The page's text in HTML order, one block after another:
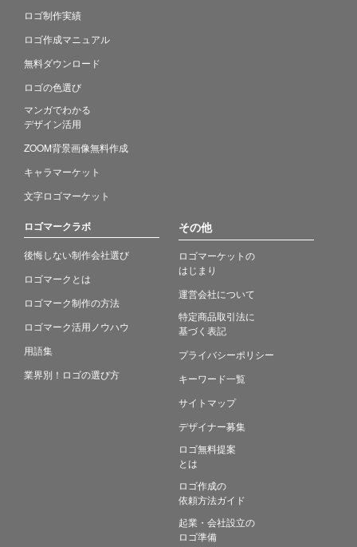
ロゴ制作実績
ロゴ作成マニュアル
無料ダウンロード
ロゴの色選び
マンガでわかる
デザイン活用
ZOOM背景画像無料作成
キャラマーケット
文字ロゴマーケット
ロゴマークラボ
後悔しない制作会社選び
ロゴマークとは
ロゴマーク制作の方法
ロゴマーク活用ノウハウ
用語集
業界別！ロゴの選び方
その他
ロゴマーケットの
はじまり
運営会社について
特定商品取引法に
基づく表記
プライバシーポリシー
キーワード一覧
サイトマップ
デザイナー募集
ロゴ無料提案
とは
ロゴ作成の
依頼方法ガイド
起業・会社設立の
ロゴ準備